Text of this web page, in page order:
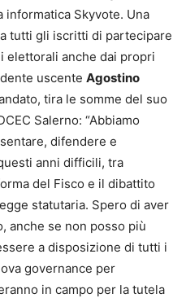
informatica Skyvote. Una
tutti gli iscritti di partecipare
elettorali anche dai propri
uscente Agostino
tira le somme del suo
Salerno: “Abbiamo
difendere e
anni difficili, tra
del Fisco e il dibattito
statutaria. Spero di aver
anche se non posso più
a disposizione di tutti i
governance per
in campo per la tutela